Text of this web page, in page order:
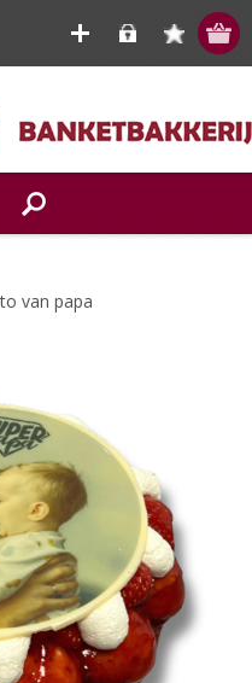
van papa